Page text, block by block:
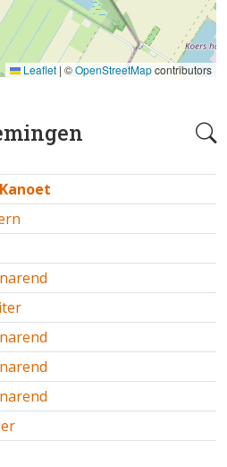
Leaflet | ©OpenStreetMapcontributors